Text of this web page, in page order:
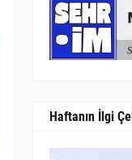
Haftanın İlgi